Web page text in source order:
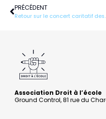
Précédent
PRÉCÉDENT
Retour sur le
Association Droit à l’école
Ground Control, 81 rue du